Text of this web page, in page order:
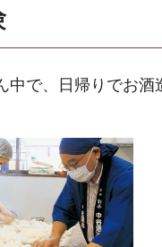
で、日帰りでお酒